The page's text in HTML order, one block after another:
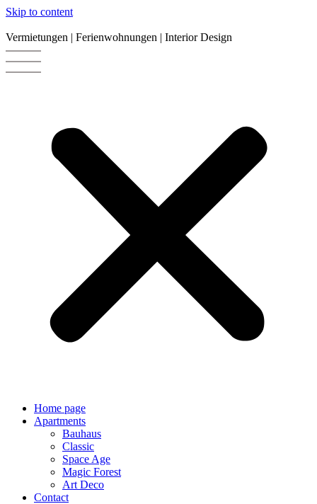
Skip to content
Vermietungen | Ferienwohnungen | Interior Design
Home page
Apartments
Bauhaus
Classic
Space Age
Magic Forest
Art Deco
Contact